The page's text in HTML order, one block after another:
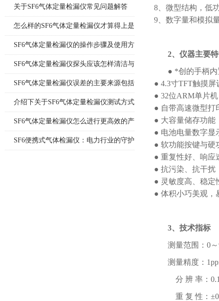
量
关于SF6气体定量检漏仪常见问题解答
怎么样的SF6气体定量检漏仪才算得上是
好产品
SF6气体定量检漏仪的操作步骤及使用方
法说明
SF6气体定量检漏仪探头应该怎样清洁与
更换
SF6气体定量检漏仪误差的主要来源包括
哪8个方面
介绍下关于SF6气体定量检漏仪测试方式
的优缺点
SF6气体定量检漏仪怎么进行更高效的产
品检漏?
SF6便携式气体检漏仪：电力行业的守护
8、微型结构，低
9、数字量和模拟
2、仪器主要
● *创的手柄
● 4.3寸TFT触摸
● 32位ARM单片
● 自带高速微型打
● 大容量储存功能
● 电池电量数字显
● 软功能按键与
● 重复性好、响应
● 抗污染、抗干扰
● 灵敏度高、稳定
● 体积小巧美观，
3、技术指标
测量范围：0～
测量精度：
分 辨 率：
重 复 性：